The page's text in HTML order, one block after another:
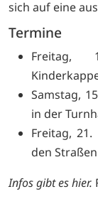
sich auf eine
Termine
Freitag,
Samstag,
in der
Freitag, 21.
den
Infos gibt eshier.